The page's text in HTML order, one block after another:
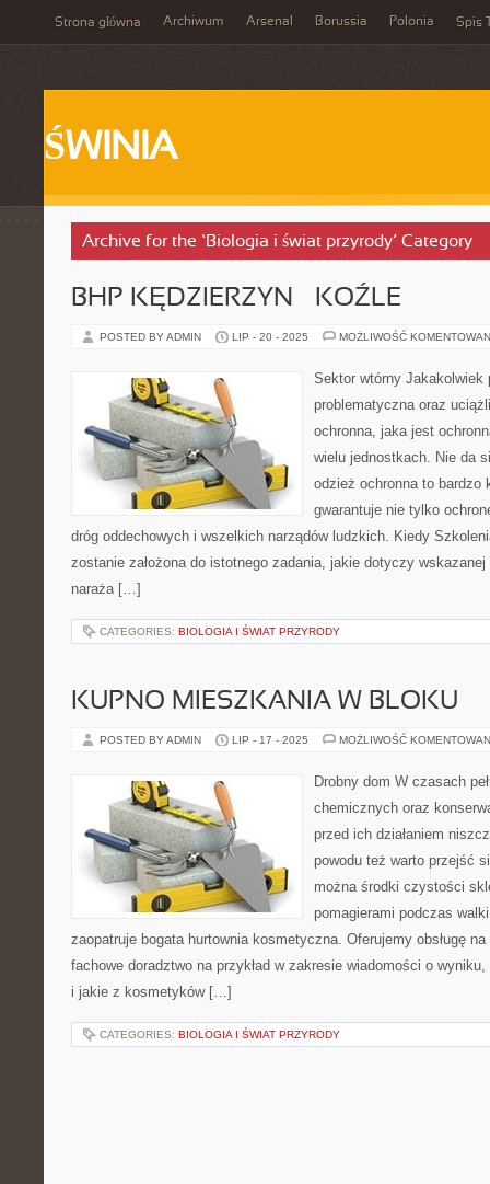
Strona główna Archiwum Arsenal Borussia Polonia Spis
ŚWINIA
Archive for the ‘Biologia i świat przyrody’ Category
BHP KĘDZIERZYN – KOŹLE
POSTED BY ADMIN LIP - 20 - 2025 MOŻLIWOŚĆ
Sektor wtórny Jakakolwiek
problematyczna oraz
ochronna, jaka jest
wielu jednostkach. Nie da
odzież ochronna to bardzo
gwarantuje nie tylko
dróg oddechowych i wszelkich narządów ludzkich. Kiedy
zostanie założona do istotnego zadania, jakie dotyczy
naraża […]
CATEGORIES: BIOLOGIA I ŚWIAT PRZYRODY
KUPNO MIESZKANIA W BLOKU
POSTED BY ADMIN LIP - 17 - 2025 MOŻLIWOŚĆ
Drobny dom W czasach
chemicznych oraz
przed ich działaniem
powodu też warto przejść
można środki czystości
pomagierami podczas
zaopatruje bogata hurtownia kosmetyczna. Oferujemy obsługę
fachowe doradztwo na przykład w zakresie wiadomości o
i jakie z kosmetyków […]
CATEGORIES: BIOLOGIA I ŚWIAT PRZYRODY